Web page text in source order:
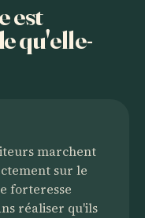
est
qu'elle-
marchent
sur le
forteresse
réaliser qu'ils